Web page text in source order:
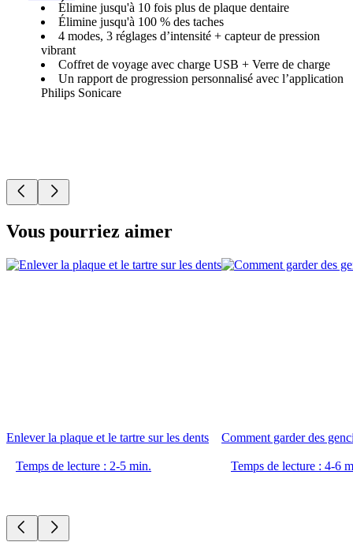
Élimine jusqu'à 10 fois plus de plaque dentaire
Élimine jusqu'à 100 % des taches
4 modes, 3 réglages d’intensité + capteur de pression
vibrant
Coffret de voyage avec charge USB + Verre de charge
Un rapport de progression personnalisé avec l’application
Philips Sonicare
Vous pourriez aimer
Enlever la plaque et le tartre sur les dents
Temps de lecture : 2-5 min.
Comment garder des
Temps de lecture : 4-6